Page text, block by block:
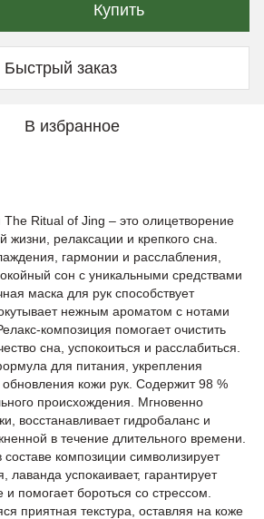
Купить
Быстрый заказ
В избранное
The Ritual of Jing – это олицетворение
жизни, релаксации и крепкого сна.
гармонии и расслабления,
сон с уникальными средствами
маска для рук способствует
нежным ароматом с нотами
композиция помогает очистить
сна, успокоиться и расслабиться.
для питания, укрепления
кожи рук. Содержит 98 %
происхождения. Мгновенно
восстанавливает гидробаланс и
в течение длительного времени.
композиции символизирует
лаванда успокаивает, гарантирует
помогает бороться со стрессом.
приятная текстура, оставляя на коже